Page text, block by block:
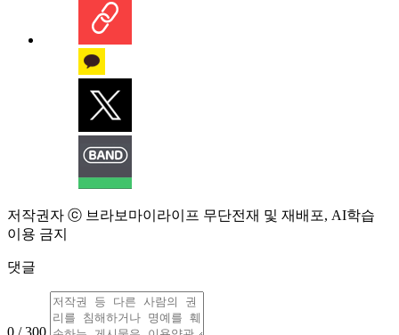
저작권자 ⓒ 브라보마이라이프 무단전재 및 재배포, AI학습
이용 금지
댓글